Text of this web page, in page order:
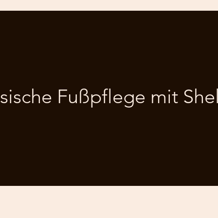
Fußpflege mit